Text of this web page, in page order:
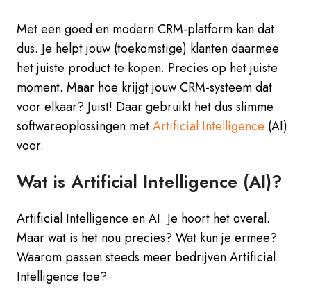
Met een goed en modern CRM-platform kan dat
dus. Je helpt jouw (toekomstige) klanten daarmee
het juiste product te kopen. Precies op het juiste
moment. Maar hoe krijgt jouw CRM-systeem dat
voor elkaar? Juist! Daar gebruikt het dus slimme
softwareoplossingen metArtificial Intelligence (AI)
voor.
Wat is Artificial Intelligence (AI)?
Artificial Intelligence en AI. Je hoort het overal.
Maar wat is het nou precies? Wat kun je ermee?
Waarom passen steeds meer bedrijven Artificial
Intelligence toe?